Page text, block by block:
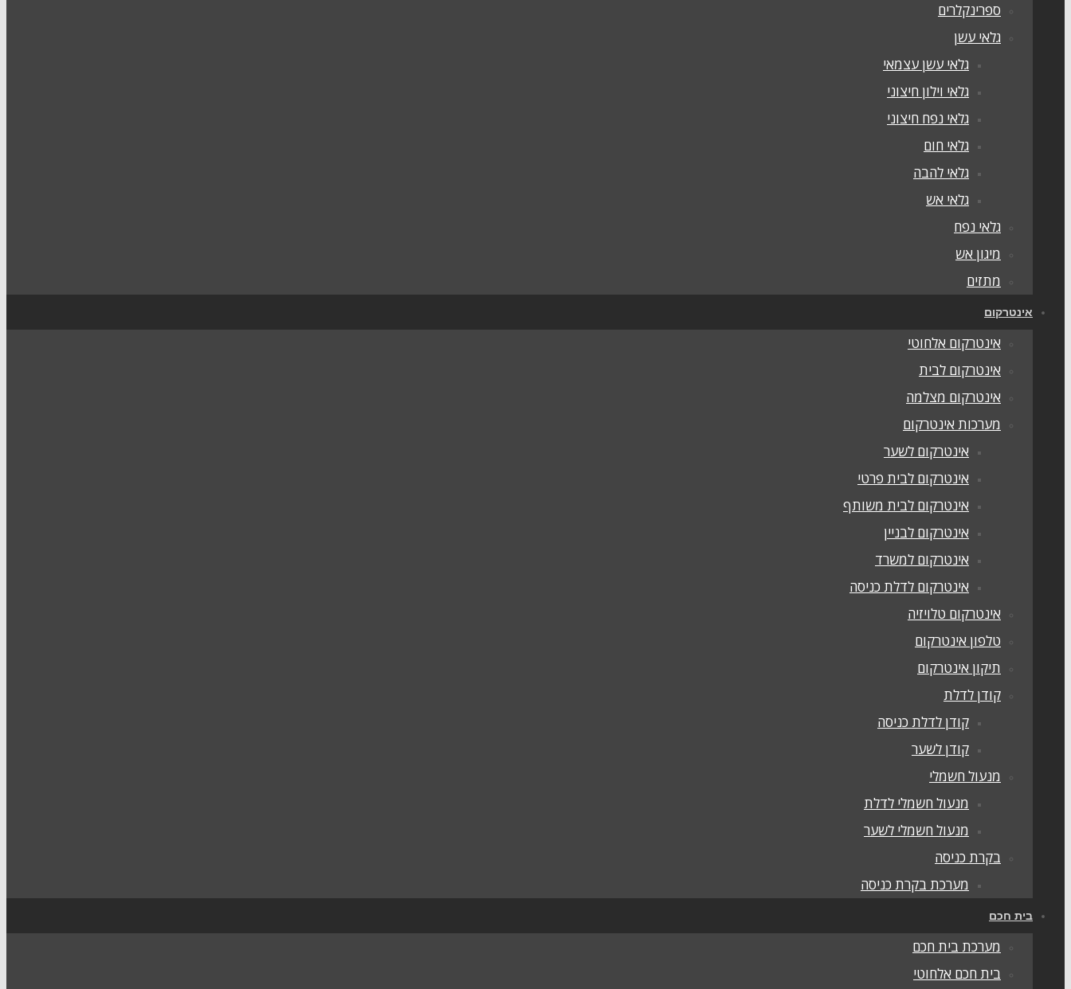
ספרינקלרים
גלאי עשן
גלאי עשן עצמאי
גלאי וילון חיצוני
גלאי נפח חיצוני
גלאי חום
גלאי להבה
גלאי אש
גלאי נפח
מיגון אש
מתזים
אינטרקום
אינטרקום אלחוטי
אינטרקום לבית
אינטרקום מצלמה
מערכות אינטרקום
אינטרקום לשער
אינטרקום לבית פרטי
אינטרקום לבית משותף
אינטרקום לבניין
אינטרקום למשרד
אינטרקום לדלת כניסה
אינטרקום טלויזיה
טלפון אינטרקום
תיקון אינטרקום
קודן לדלת
קודן לדלת כניסה
קודן לשער
מנעול חשמלי
מנעול חשמלי לדלת
מנעול חשמלי לשער
בקרת כניסה
מערכת בקרת כניסה
בית חכם
מערכת בית חכם
בית חכם אלחוטי